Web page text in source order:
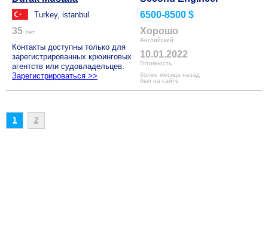
Turkey, istanbul
35 лет
Контакты доступны только для
зарегистрированных крюинговых
агентств или судовладельцев.
Зарегистрироваться >>
6500-8500 $
Хорошо
Английский
10.01.2022
Готовность
более месяца назад
был на сайте
1 2